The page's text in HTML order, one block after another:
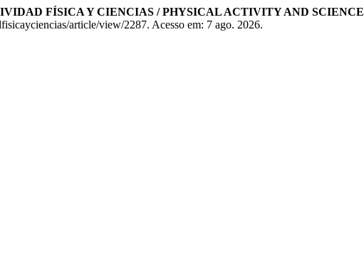
FÍSICA Y CIENCIAS / PHYSICAL ACTIVITY AND SCIENCE
article/view/2287. Acesso em: 7 ago. 2026.